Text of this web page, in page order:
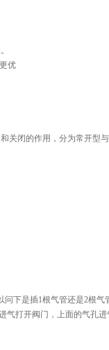
优
关闭的作用，分为常开型与
问下是插1根气管还是2根气
打开阀门，上面的气孔进